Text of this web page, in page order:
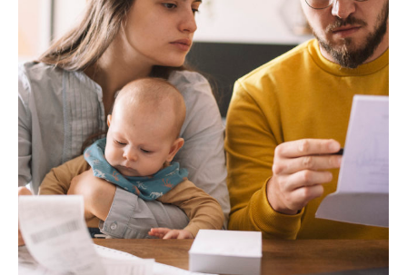
Mietpreisbremse
scheiterte
an
der
Blockadehaltung
der
ÖVP